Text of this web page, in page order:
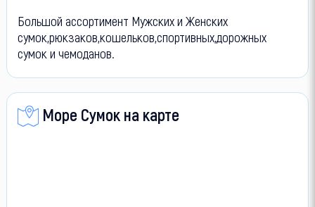
Большой ассортимент Мужских и Женских
сумок,рюкзаков,кошельков,спортивных,дорожных
сумок и чемоданов.
Море Сумок на карте